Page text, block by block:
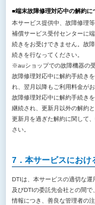
■端末故障修理対応中の解約に
本サービス提供中、故障修理
補償サービス受付センターに
続きをお受けできません。故
続きを行なってください。
※auショップでの故障機器の
故障修理対応中に解約手続き
れ、翌月以降もご利用料金が
故障修理対応中に解約手続き
継続され、更新月以外の解約
更新月を過ぎた解約に関して
さい。
7．本サービスにおけ
DTIは、本サービスの適切な運
及びDTIの委託先会社との間
情報につき、善良な管理者の